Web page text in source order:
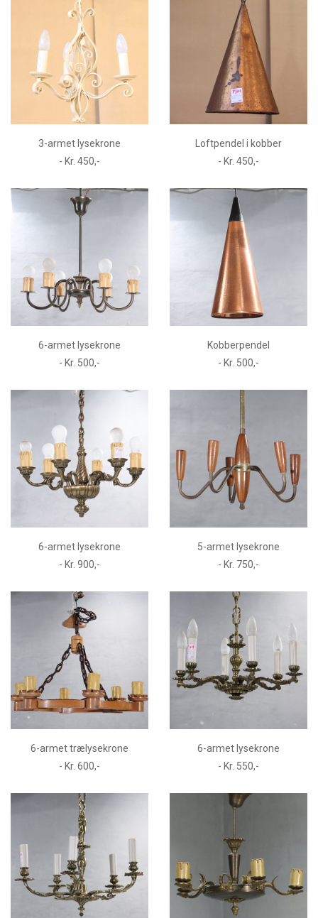
3-armet lysekrone
- Kr. 450,-
Loftpendel i kobber
- Kr. 450,-
6-armet lysekrone
- Kr. 500,-
Kobberpendel
- Kr. 500,-
6-armet lysekrone
- Kr. 900,-
5-armet lysekrone
- Kr. 750,-
6-armet trælysekrone
- Kr. 600,-
6-armet lysekrone
- Kr. 550,-